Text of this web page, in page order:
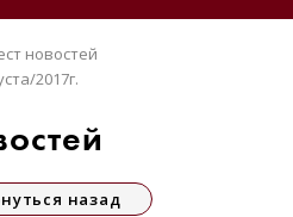
новостей
2017г.
назад